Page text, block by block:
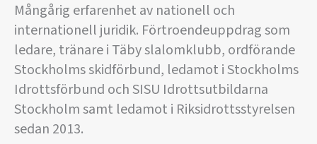
Mångårig erfarenhet av nationell och
internationell juridik. Förtroendeuppdrag som
ledare, tränare i Täby slalomklubb, ordförande
Stockholms skidförbund, ledamot i Stockholms
Idrottsförbund och SISU Idrottsutbildarna
Stockholm samt ledamot i Riksidrottsstyrelsen
sedan 2013.